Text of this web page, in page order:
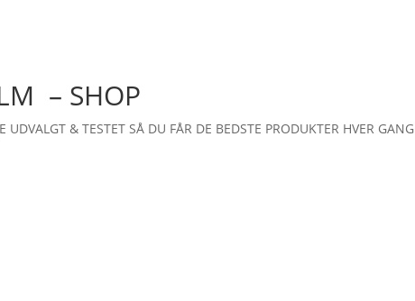
– SHOP
UDVALGT & TESTET SÅ DU FÅR DE BEDSTE PRODUKTER HVER GANG